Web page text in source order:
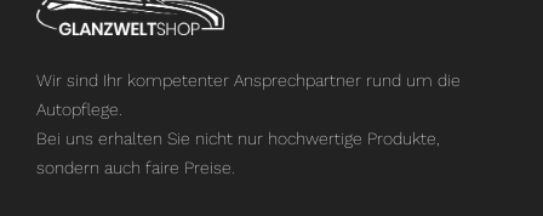
Wir sind Ihr kompetenter Ansprechpartner rund um die
Autopflege.
Bei uns erhalten Sie nicht nur hochwertige Produkte,
sondern auch faire Preise.